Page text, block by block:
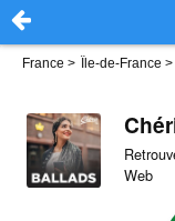
France > Île-de-France >
Web